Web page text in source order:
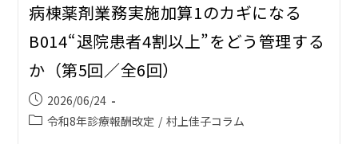
病棟薬剤業務実施加算1のカギになる
B014――“退院患者4割以上”をどう管理する
か（第5回／全6回）
2026/06/24
令和8年診療報酬改定 / 村上佳子コラム